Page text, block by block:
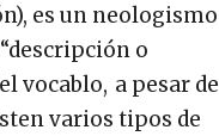
es un neologismo
o
vocablo, a pesar de
varios tipos de